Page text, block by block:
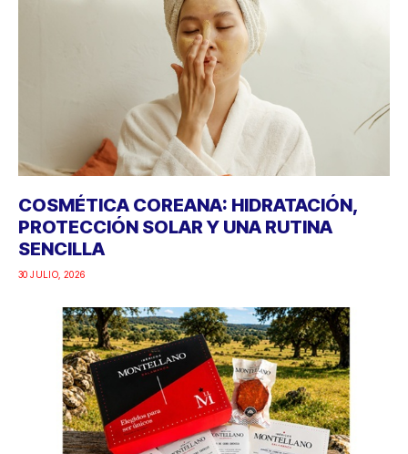
COSMÉTICA COREANA: HIDRATACIÓN,
PROTECCIÓN SOLAR Y UNA RUTINA
SENCILLA
30 JULIO, 2026